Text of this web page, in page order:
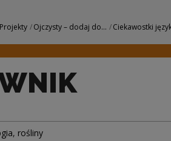
Projekty Ojczysty – dodaj do... Ciekawostki
, rośliny